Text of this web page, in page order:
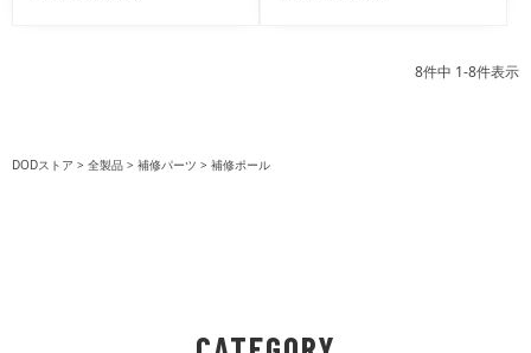
8件中 1-8件表示
DODストア 全製品 補修パーツ 補修ポール